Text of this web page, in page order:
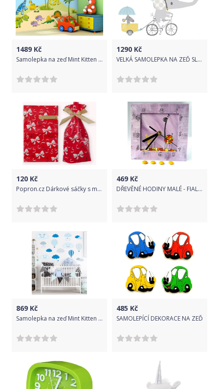
1489 Kč
Samolepka na zeď Mint Kitten Dinosaurs 605-0, 1,6 m2
1290 Kč
VELKÁ SAMOLEPKA NA ZEĎ SLON NA KOLE
120 Kč
Popron.cz Dárkové sáčky s mašlí - M
469 Kč
DŘEVĚNÉ HODINY MALÉ - FIALOVÉ S ŽIRAFOU
869 Kč
Samolepka na zeď Mint Kitten Clouds 6609-0,
485 Kč
SAMOLEPÍCÍ DEKORACE NA ZEĎ